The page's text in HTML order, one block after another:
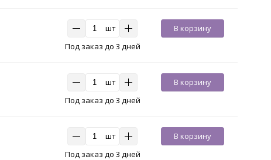
шт
В корзину
Под заказ до 3 дней
шт
В корзину
Под заказ до 3 дней
шт
В корзину
Под заказ до 3 дней